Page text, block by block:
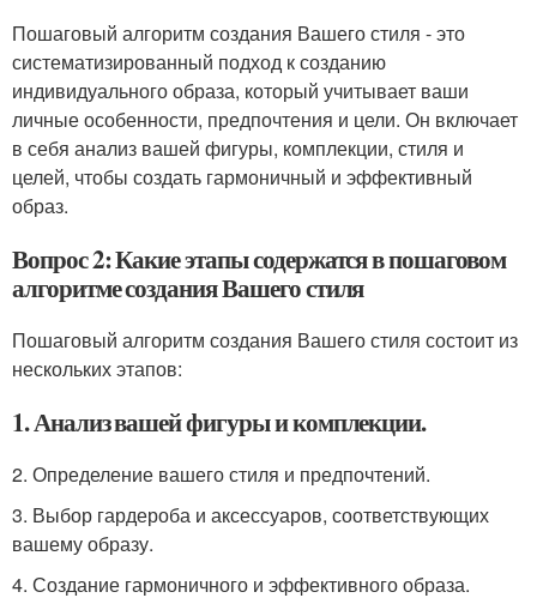
Пошаговый алгоритм создания Вашего стиля - это
систематизированный подход к созданию
индивидуального образа, который учитывает ваши
личные особенности, предпочтения и цели. Он включает
в себя анализ вашей фигуры, комплекции, стиля и
целей, чтобы создать гармоничный и эффективный
образ.
Вопрос 2: Какие этапы содержатся в пошаговом
алгоритме создания Вашего стиля
Пошаговый алгоритм создания Вашего стиля состоит из
нескольких этапов:
1. Анализ вашей фигуры и комплекции.
2. Определение вашего стиля и предпочтений.
3. Выбор гардероба и аксессуаров, соответствующих
вашему образу.
4. Создание гармоничного и эффективного образа.